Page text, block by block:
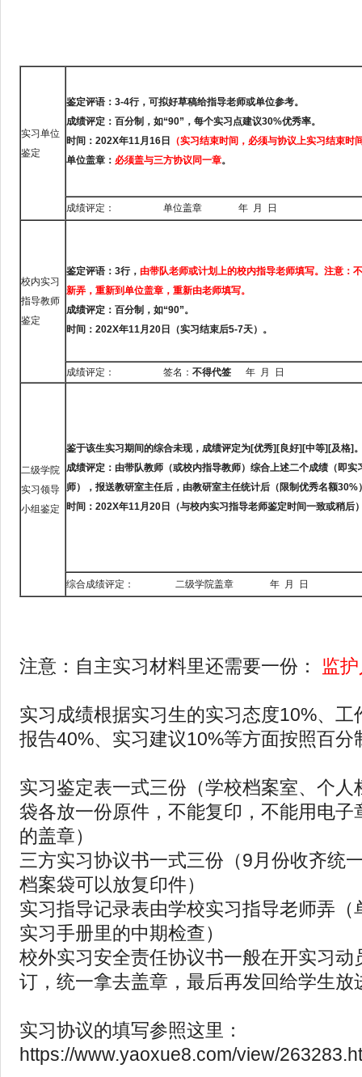
实习单位
鉴定
鉴定评语：3-4行，可拟好草稿给指导老师或单位参考。
成绩评定：百分制，如“90”，每个实习点建议30%优秀率。
时间：202X年11月16 日
（实习结束时间，必须与协议上实习结束时
单位盖章： 必须盖与三方协议同一章。
成绩评定： 单位盖章 年 月 日
校内实习
指导教师
鉴定
鉴定评语：3行， 由带队老师或计划上的校内指导老师填写。 注意：
新弄，重新到单位盖章，重新由老师填写。
成绩评定：百分制，如“90”。
时间：202X年11月20 日（实习结束后5-7天）。
成绩评定： 签名： 不得代签 年 月 日
二级学院
实习领导
小组鉴定
鉴于该生实习期间的综合未现，成绩评定为[优秀][ 良好][中等][及格]
成绩评定：由带队教师（或校内指导教师）综合上述二个成绩（即实
师），报送教研室主任后，由教研室主任统计后（限制优秀名额30%
时间：202X年11月20 日（与校内实习指导老师鉴定时间一致或稍后
综合成绩评定： 二级学院盖章 年 月 日
注意：自主实习材料里还需要一份： 监
实习成绩根据实习生的实习态度10%、工
报告40%、实习建议10%等方面按照百分
实习鉴定表一式三份（学校档案室、个人
袋各放一份原件，不能复印，不能用电子
的盖章）
三方实习协议书一式三份（9月份收齐统
档案袋可以放复印件）
实习指导记录表由学校实习指导老师弄（
实习手册里的中期检查）
校外实习安全责任协议书一般在开实习动
订，统一拿去盖章，最后再发回给学生放
实习协议的填写参照这里：
https://www.yaoxue8.com/view/